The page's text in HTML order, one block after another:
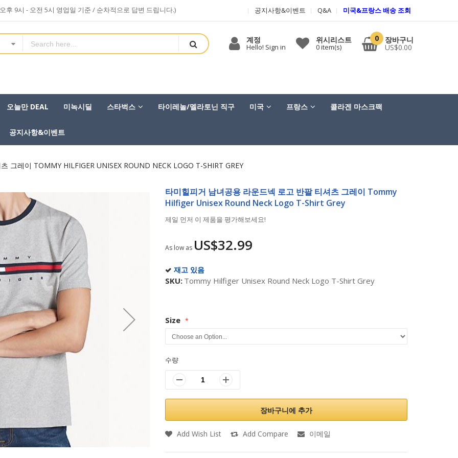
후 9시 - 오전 5시 영업일 기준 / 순차적으로 답변 드립니다.) 공지사항&이벤트 Q&A 미국&프랑스 배송 조회
계정
Hello! Sign in
위시리스트
0item(s)
0 장바구니
US$0.00
오늘만 DEAL 미녹시딜 스타벅스 타이레놀/멜라토닌 직구 미국 프랑스 콜라겐 마스크팩
공지사항&이벤트
그레이 TOMMY HILFIGER UNISEX ROUND NECK LOGO T-SHIRT GREY
타미힐피거 남녀공용 라운드넥 로고 반팔 티셔츠 그레이 Tommy
Hilfiger Unisex Round Neck Logo T-Shirt Grey
제일 먼저 이 제품을 평가해보세요!
As low as US$32.99
재고 있음
SKU Tommy Hilfiger Unisex Round Neck Logo T-Shirt Grey
Size
수량
장바구니에 추가
Add Wish List Add Compare 이메일